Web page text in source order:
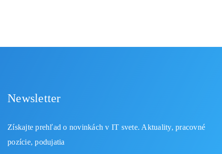
Newsletter
Získajte prehľad o novinkách v IT svete. Aktuality, pracovné
pozície, podujatia